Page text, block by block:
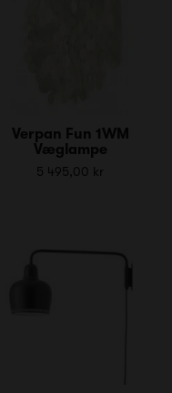
Verpan Fun 1WM
Væglampe
5 495,00 kr